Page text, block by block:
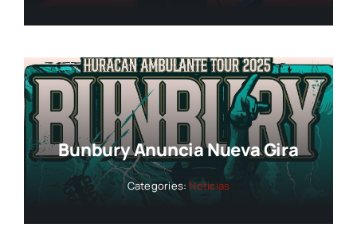
Bunbury Anuncia Nueva Gira
Categories: Noticias